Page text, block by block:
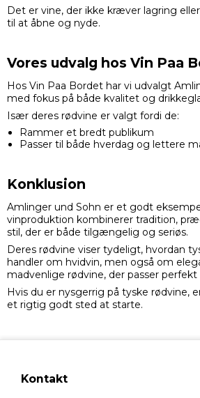
Det er vine, der ikke kræver lagring
til at åbne og nyde.
Vores udvalg hos Vin Paa
Hos Vin Paa Bordet har vi udvalgt
med fokus på både kvalitet og
Især deres rødvine er valgt fordi de:
Rammer et bredt publikum
Passer til både hverdag og lettere
Konklusion
Amlinger und Sohn er et godt
vinproduktion kombinerer tradition,
stil, der er både tilgængelig og seriøs.
Deres rødvine viser tydeligt, hvordan
handler om hvidvin, men også om
madvenlige rødvine, der passer
Hvis du er nysgerrig på tyske rødvine,
et rigtig godt sted at starte.
Kontakt